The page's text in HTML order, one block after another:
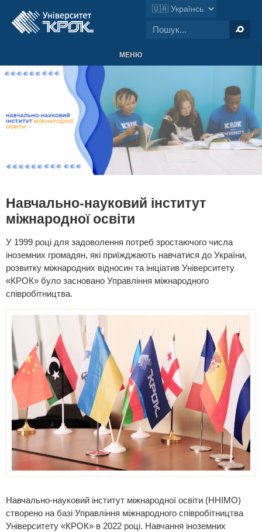
МЕНЮ
Навчально-науковий інститут
міжнародної освіти
У 1999 році для задоволення потреб зростаючого числа
іноземних громадян, які приїжджають навчатися до України,
розвитку міжнародних відносин та ініціатив Університету
«КРОК» було засновано Управління міжнародного
співробітництва.
Навчально-науковий інститут міжнародної освіти (ННІМО)
створено на базі Управління міжнародного співробітництва
Університету «КРОК» в 2022 році. Навчання іноземних